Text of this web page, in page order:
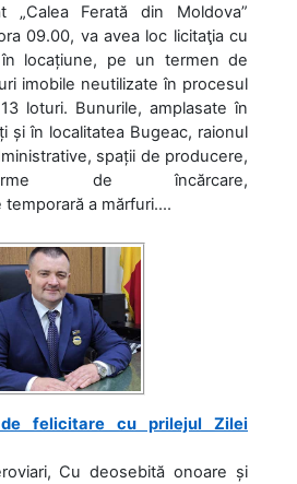
„Calea Ferată din Moldova”
09.00, va avea loc licitaţia cu
locațiune, pe un termen de
imobile neutilizate în procesul
loturi. Bunurile, amplasate în
și în localitatea Bugeac, raionul
spații de producere,
de încărcare,
a mărfuri....
felicitare cu prilejul Zilei
Cu deosebită onoare și